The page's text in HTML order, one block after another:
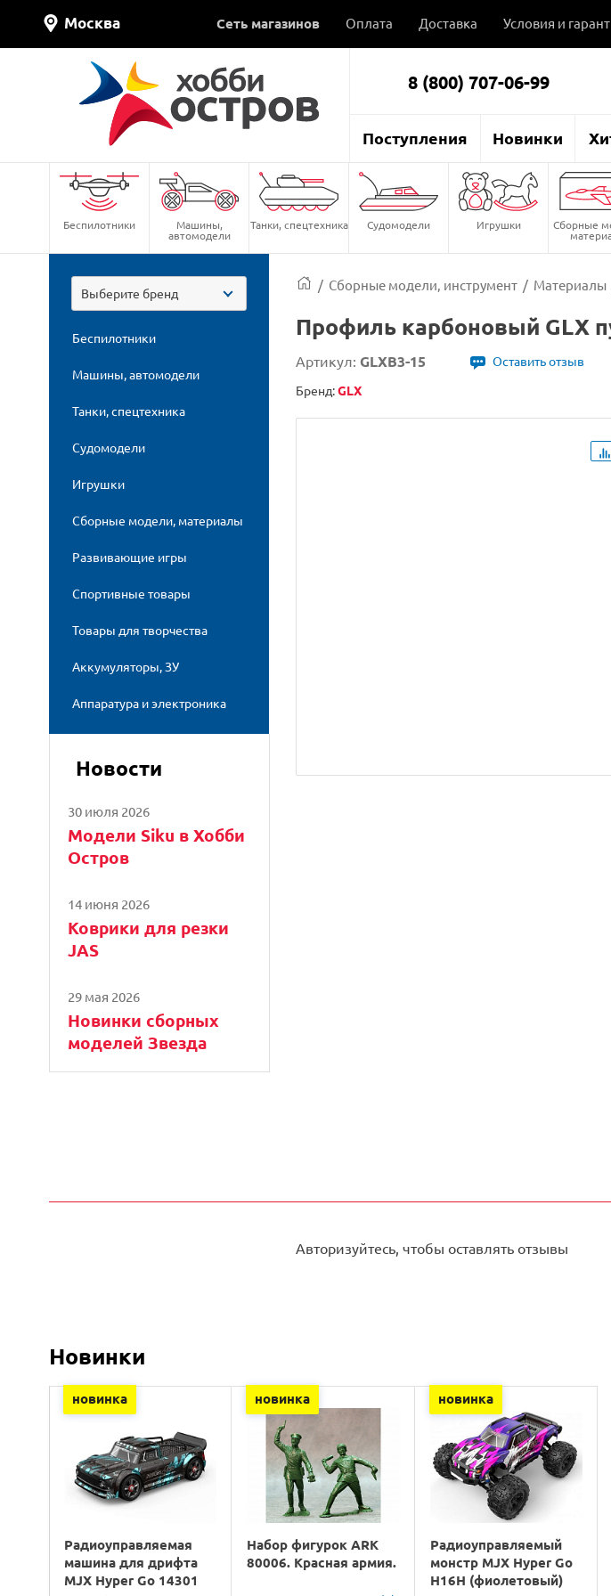
Москва Сеть магазинов Оплата Доставка Условия и
8 (800) 707-06-99
Поступления Новинки
Беспилотники Машины,
автомодели
Танки, спецтехника Судомодели Игрушки Сборные
Выберите бренд
Беспилотники
Машины, автомодели
Танки, спецтехника
Судомодели
Игрушки
Сборные модели, материалы
Развивающие игры
Спортивные товары
Товары для творчества
Аккумуляторы, ЗУ
Аппаратура и электроника
Новости
30 июля 2026
Модели Siku в Хобби
Остров
14 июня 2026
Коврики для резки
JAS
29 мая 2026
Новинки сборных
моделей Звезда
/ Сборные модели, инструмент / Материалы
Профиль карбоновый GLX
Артикул: GLXB3-15
Оставить отзыв
Бренд:GLX
Авторизуйтесь, чтобы оставлять отзывы
Новинки
новинка
Радиоуправляемая
машина для дрифта
MJX Hyper Go 14301
новинка
Набор фигурок ARK
80006. Красная армия.
новинка
Радиоуправляемый
монстр MJX Hyper Go
H16H (фиолетовый)